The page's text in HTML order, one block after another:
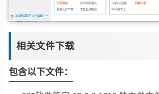
相关文件下载
包含以下文件：